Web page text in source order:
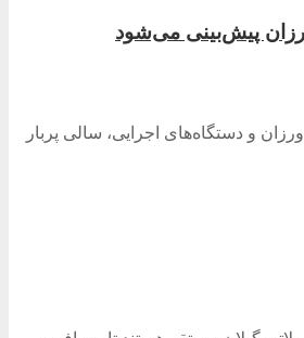
کشاورزان و دستگاه‌های اجرایی، سالی پربار